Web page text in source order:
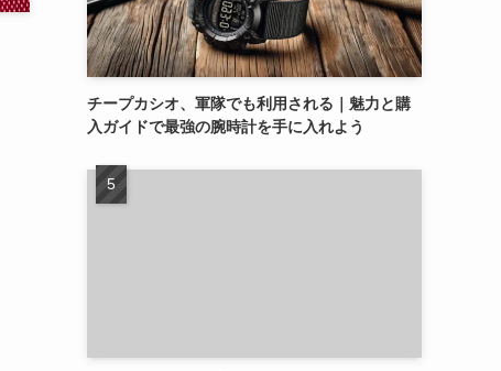
チープカシオ、軍隊でも利用される｜魅力と購
入ガイドで最強の腕時計を手に入れよう